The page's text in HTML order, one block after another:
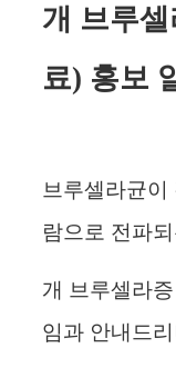
개 브루
료) 홍보
브루셀라균이
람으로 전파
개 브루셀라
임과 안내드